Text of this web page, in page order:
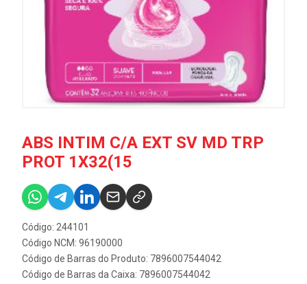
ABS INTIM C/A EXT SV MD TRP
PROT 1X32(15
Código: 244101
Código NCM: 96190000
Código de Barras do Produto: 7896007544042
Código de Barras da Caixa: 7896007544042